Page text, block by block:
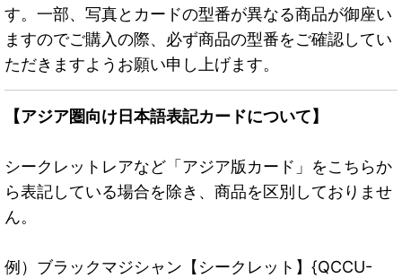
す。一部、写真とカードの型番が異なる商品が御座い
ますのでご購入の際、必ず商品の型番をご確認してい
ただきますようお願い申し上げます。
【アジア圏向け日本語表記カードについて】
シークレットレアなど「アジア版カード」をこちらか
ら表記している場合を除き、商品を区別しておりませ
ん。
例）ブラックマジシャン【シークレット】{QCCU-